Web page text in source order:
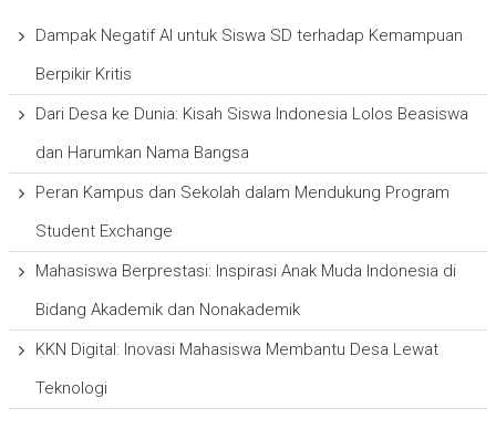
Dampak Negatif AI untuk Siswa SD terhadap Kemampuan
Berpikir Kritis
Dari Desa ke Dunia: Kisah Siswa Indonesia Lolos Beasiswa
dan Harumkan Nama Bangsa
Peran Kampus dan Sekolah dalam Mendukung Program
Student Exchange
Mahasiswa Berprestasi: Inspirasi Anak Muda Indonesia di
Bidang Akademik dan Nonakademik
KKN Digital: Inovasi Mahasiswa Membantu Desa Lewat
Teknologi